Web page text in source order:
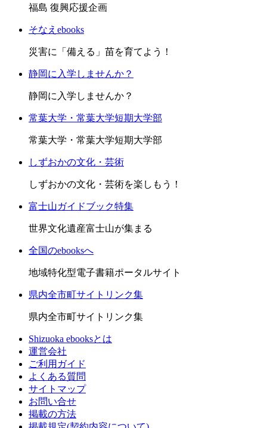
福島 復興応援企画
そなえebooks
災害に「備える」苗を育てよう！
静岡に入学しませんか？
静岡に入学しませんか？
常葉大学・常葉大学短期大学部
常葉大学・常葉大学短期大学部
しずおかの文化・芸術
しずおかの文化・芸術を楽しもう！
富士山ガイドブック特集
世界文化遺産富士山が集まる
全国のebooksへ
地域特化型電子書籍ポータルサイト
県内全市町サイトリンク集
県内全市町サイトリンク集
Shizuoka ebooksとは
運営会社
ご利用ガイド
よくある質問
サイトマップ
お問い合せ
掲載の方法